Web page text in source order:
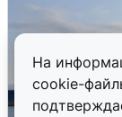
На
cookie-